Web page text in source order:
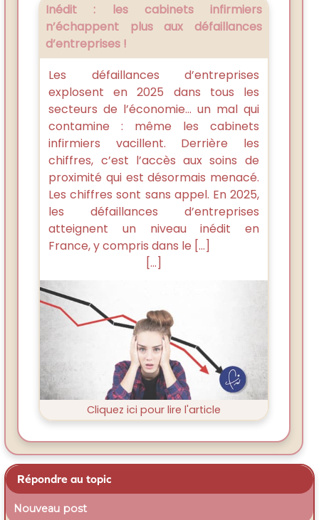
Inédit : les cabinets infirmiers
n’échappent plus aux défaillances
d’entreprises !
Les défaillances d’entreprises
explosent en 2025 dans tous les
secteurs de l’économie… un mal qui
contamine : même les cabinets
infirmiers vacillent. Derrière les
chiffres, c’est l’accès aux soins de
proximité qui est désormais menacé.
Les chiffres sont sans appel. En 2025,
les défaillances d’entreprises
atteignent un niveau inédit en
France, y compris dans le […]
[...]
Cliquez ici pour lire l'article
Répondre au topic
Nouveau post